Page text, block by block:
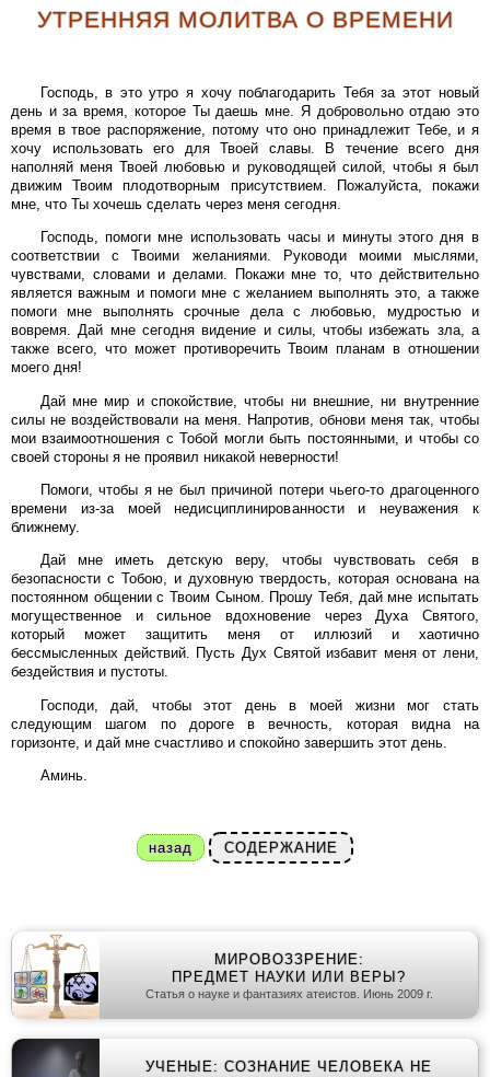
УТРЕННЯЯ МОЛИТВА О ВРЕМЕНИ
Господь, в это утро я хочу поблагодарить Тебя за этот новый
день и за время, которое Ты даешь мне. Я добровольно отдаю это
время в твое распоряжение, потому что оно принадлежит Тебе, и я
хочу использовать его для Твоей славы. В течение всего дня
наполняй меня Твоей любовью и руководящей силой, чтобы я был
движим Твоим плодотворным присутствием. Пожалуйста, покажи
мне, что Ты хочешь сделать через меня сегодня.
Господь, помоги мне использовать часы и минуты этого дня в
соответствии с Твоими желаниями. Руководи моими мыслями,
чувствами, словами и делами. Покажи мне то, что действительно
является важным и помоги мне с желанием выполнять это, а также
помоги мне выполнять срочные дела с любовью, мудростью и
вовремя. Дай мне сегодня видение и силы, чтобы избежать зла, а
также всего, что может противоречить Твоим планам в отношении
моего дня!
Дай мне мир и спокойствие, чтобы ни внешние, ни внутренние
силы не воздействовали на меня. Напротив, обнови меня так, чтобы
мои взаимоотношения с Тобой могли быть постоянными, и чтобы со
своей стороны я не проявил никакой неверности!
Помоги, чтобы я не был причиной потери чьего-то драгоценного
времени из-за моей недисциплинированности и неуважения к
ближнему.
Дай мне иметь детскую веру, чтобы чувствовать себя в
безопасности с Тобою, и духовную твердость, которая основана на
постоянном общении с Твоим Сыном. Прошу Тебя, дай мне испытать
могущественное и сильное вдохновение через Духа Святого,
который может защитить меня от иллюзий и хаотично
бессмысленных действий. Пусть Дух Святой избавит меня от лени,
бездействия и пустоты.
Господи, дай, чтобы этот день в моей жизни мог стать
следующим шагом по дороге в вечность, которая видна на
горизонте, и дай мне счастливо и спокойно завершить этот день.
Аминь.
назад СОДЕРЖАНИЕ
МИРОВОЗЗРЕНИЕ:
ПРЕДМЕТ НАУКИ ИЛИ ВЕРЫ?
Статья о науке и фантазиях атеистов. Июнь 2009 г.
УЧЕНЫЕ: СОЗНАНИЕ ЧЕЛОВЕКА НЕ